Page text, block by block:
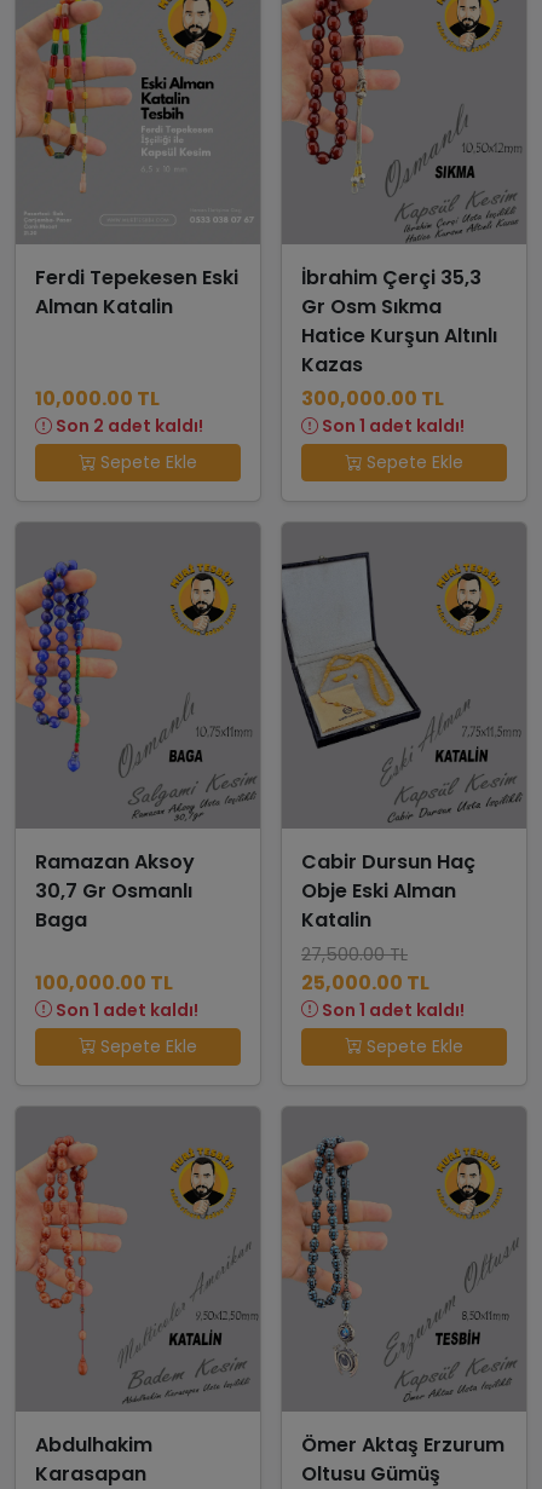
Ferdi Tepekesen Eski
Alman Katalin
10,000.00 TL
Son 2 adet kaldı!
Sepete Ekle
İbrahim Çerçi 35,3
Gr Osm Sıkma
Hatice Kurşun Altınlı
Kazas
300,000.00 TL
Son 1 adet kaldı!
Sepete Ekle
Ramazan Aksoy
30,7 Gr Osmanlı
Baga
100,000.00 TL
Son 1 adet kaldı!
Sepete Ekle
Cabir Dursun Haç
Obje Eski Alman
Katalin
27,500.00 TL
25,000.00 TL
Son 1 adet kaldı!
Sepete Ekle
Abdulhakim
Karasapan
Ömer Aktaş Erzurum
Oltusu Gümüş